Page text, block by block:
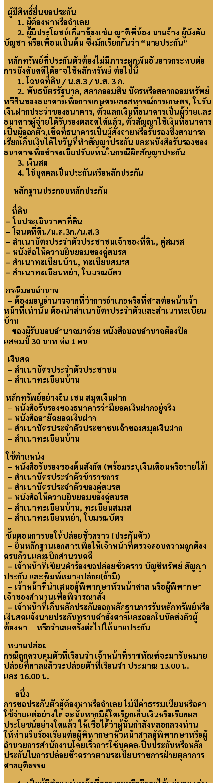
ผู้มีสิทธิ์ยื่นขอประกัน
1. ผู้ต้องหาหรือจำเลย
2. ผู้มีประโยชน์เกี่ยวข้องเช่น ญาติพี่น้อง นายจ้าง ผู้บังคับ
บัญชา หรือเพื่อนเป็นต้น ซึ่งมักเรียกกันว่า “นายประกัน”
หลักทรัพย์ที่ประกันตัวต้องไม่มีภาระผูกพันอันอาจกระทบต่อ
การบังคับคดีได้อาจใช้หลักทรัพย์ ต่อไปนี้
1. โฉนดที่ดิน / น.ส.3 / น.ส. 3 ก.
2. พันธบัตรรัฐบาล, สลากออมสิน บัตรหรือสลากออมทรัพย์
ทวีสินของธนาคารเพื่อการเกษตรและสหกรณ์การเกษตร, ใบรับ
เงินฝากประจำของธนาคาร, ตั๋วแลกเงินที่ธนาคารเป็นผู้จ่ายและ
ธนาคารผู้จ่ายได้รับรองตลอดได้แล้ว, ตั๋วสัญญาใช้เงินที่ธนาคาร
เป็นผู้ออกตั๋ว,เช็คที่ธนาคารเป็นผู้สั่งจ่ายหรือรับรองซึ่งสามารถ
เรียกเก็บเงินได้ในวันที่ทำสัญญาประกัน และหนังสือรับรองของ
ธนาคารเพื่อชำระเบี้ยปรับแทนในกรณีผิดสัญญาประกัน
3. เงินสด
4. ใช้บุคคลเป็นประกันหรือหลักประกัน
หลักฐานประกอบหลักประกัน
ที่ดิน
– ใบประเมินราคาที่ดิน
– โฉนดที่ดิน/น.ส.3ก./น.ส.3
– สำเนาบัตรประจำตัวประชาชนเจ้าของที่ดิน, คู่สมรส
– หนังสือให้ความยินยอมของคู่สมรส
– สำเนาทะเบียนบ้าน, ทะเบียนสมรส
– สำเนาทะเบียนหย่า, ใบมรณบัตร
กรณีมอบอำนาจ
– ต้องมอบอำนาจจากที่ว่าการอำเภอหรือที่ศาลต่อหน้าเจ้า
หน้าที่เท่านั้น ต้องนำสำเนาบัตรประจำตัวและสำเนาทะเบียน
บ้าน
ของผู้รับมอบอำนาจมาด้วย หนังสือมอบอำนาจต้องปิด
แสตมป์ 30 บาท ต่อ 1 คน
เงินสด
– สำเนาบัตรประจำตัวประชาชน
– สำเนาทะเบียนบ้าน
หลักทรัพย์อย่างอื่น เช่น สมุดเงินฝาก
– หนังสือรับรองของธนาคารว่ามียอดเงินฝากอยู่จริง
– หนังสืออายัดยอดเงินฝาก
– สำเนาบัตรประจำตัวประชาชนเจ้าของสมุดเงินฝาก
– สำเนาทะเบียนบ้าน
ใช้ตำแหน่ง
– หนังสือรับรองของต้นสังกัด (พร้อมระบุเงินเดือนหรือรายได้)
– สำเนาบัตรประจำตัวข้าราชการ
– สำเนาบัตรประจำตัวของคู่สมรส
– หนังสือให้ความยินยอมของคู่สมรส
– สำเนาทะเบียนบ้าน, ทะเบียนสมรส
– สำเนาทะเบียนหย่า, ใบมรณบัตร
ขั้นตอนการขอให้ปล่อยชั่วคราว (ประกันตัว)
– ยื่นหลักฐานเอกสารเพื่อให้เจ้าหน้าที่ตรวจสอบความถูกต้อง
ครบถ้วนและเบิกสำนวนคดี
– เจ้าหน้าที่เขียนคำร้องขอปล่อยชั่วคราว บัญชีทรัพย์ สัญญา
ประกัน และพิมพ์หมายปล่อย(ถ้ามี)
– เจ้าหน้าที่นำเสนอผู้พิพากษาหัวหน้าศาล หรือผู้พิพากษา
เจ้าของสำนวนเพื่อพิจารณาสั่ง
– เจ้าหน้าที่เก็บหลักประกันออกหลักฐานการรับหลักทรัพย์หรือ
เงินสดแจ้งนายประกันทราบคำสั่งศาลและออกใบนัดส่งตัวผู้
ต้องหา หรือจำเลยครั้งต่อไปให้นายประกัน
หมายปล่อย
กรณีถูกควบคุมตัวที่เรือนจำ เจ้าหน้าที่ราชทัณฑ์จะมารับหมาย
ปล่อยที่ศาลแล้วจะปล่อยตัวที่เรือนจำ ประมาณ 13.00 น.
และ 16.00 น.
อนึ่ง
การขอประกันตัวผู้ต้องหาหรือจำเลย ไม่มีค่าธรรมเนียมหรือค่า
ใช้จ่ายแต่อย่างใด ฉะนั้นหากมีผู้ใดเรียกเก็บเงินหรือเรียกผล
ประโยชน์อย่างใดแล้ว ให้เชื่อได้ว่าผู้นั้นกำลังหลอกลวงท่าน
ให้ท่านรีบร้องเรียนต่อผู้พิพากษาหัวหน้าศาลผู้พิพากษาหรือผู้
อำนวยการสำนักงานโดยเร็วการใช้บุคคลเป็นประกันหรือหลัก
ประกันในการปล่อยชั่วคราวตามระเบียบราชการฝ่ายตุลาการ
ศาลยุติธรรม